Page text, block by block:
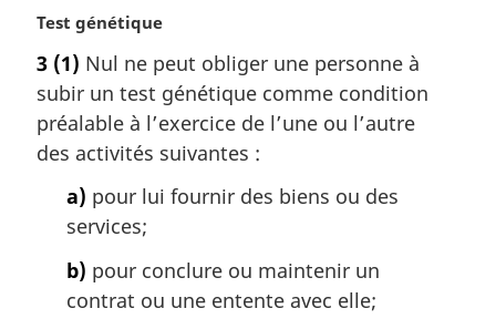
N
t
e
m
a
Test génétique
3 (1) Nul ne peut obliger une personne à
subir un test génétique comme condition
préalable à l’exercice de l’une ou l’autre
des activités suivantes :
a) pour lui fournir des biens ou des
services;
b) pour conclure ou maintenir un
contrat ou une entente avec elle;